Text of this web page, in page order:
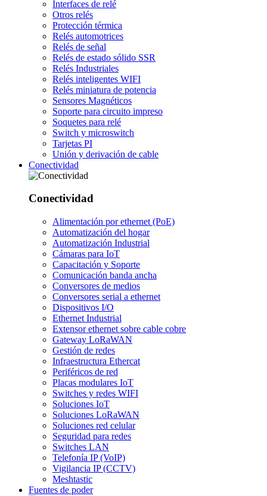
Interfaces de relé
Otros relés
Protección térmica
Relés automotrices
Relés de señal
Relés de estado sólido SSR
Relés Industriales
Relés inteligentes WIFI
Relés miniatura de potencia
Sensores Magnéticos
Soporte para circuito impreso
Soquetes para relé
Switch y microswitch
Tarjetas PI
Unión y derivación de cable
Conectividad
Conectividad
Alimentación por ethernet (PoE)
Automatización del hogar
Automatización Industrial
Cámaras para IoT
Capacitación y Soporte
Comunicación banda ancha
Conversores de medios
Conversores serial a ethernet
Dispositivos I/O
Ethernet Industrial
Extensor ethernet sobre cable cobre
Gateway LoRaWAN
Gestión de redes
Infraestructura Ethercat
Periféricos de red
Placas modulares IoT
Switches y redes WIFI
Soluciones IoT
Soluciones LoRaWAN
Soluciones red celular
Seguridad para redes
Switches LAN
Telefonía IP (VoIP)
Vigilancia IP (CCTV)
Meshtastic
Fuentes de poder